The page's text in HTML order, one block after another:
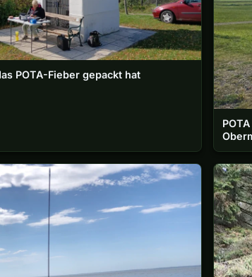
POTA-Fieber gepackt hat